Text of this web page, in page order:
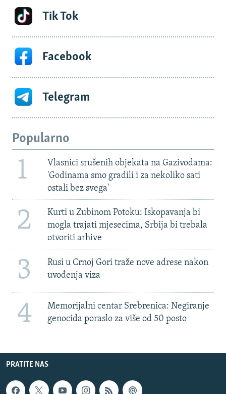
Tik Tok
Facebook
Telegram
Popularno
1
Vlasnici srušenih objekata na Gazivodama:
'Godinama smo gradili i za nekoliko sati
ostali bez svega'
2
Kurti u Zubinom Potoku: Iskopavanja bi
mogla trajati mjesecima, Srbija bi trebala
otvoriti arhive
3
Rusi u Crnoj Gori traže nove adrese nakon
uvođenja viza
4
Memorijalni centar Srebrenica: Negiranje
genocida poraslo za više od 50 posto
PRATITE NAS